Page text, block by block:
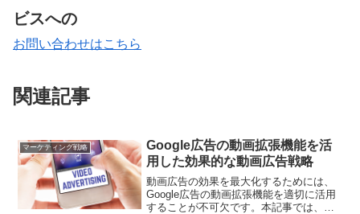
ビスへの
お問い合わせはこちら
関連記事
マーケティング戦略
Google広告の動画拡張機能を活
用した効果的な動画広告戦略
動画広告の効果を最大化するためには、
Google広告の動画拡張機能を適切に活用
することが不可欠です。本記事では、動